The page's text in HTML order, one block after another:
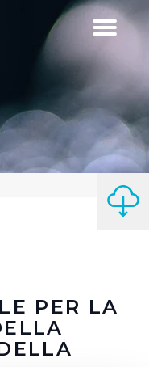
Toggle
PER LA